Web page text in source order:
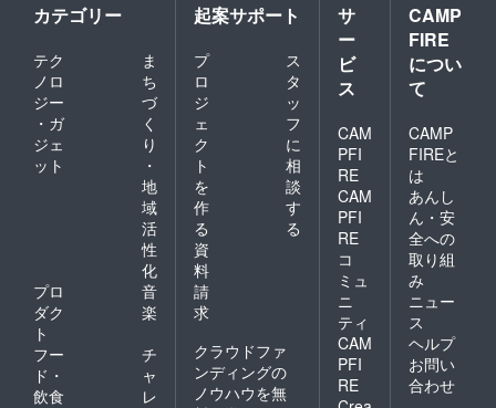
カテゴリー
テク
ノロ
ジー
・ガ
ジェ
ット
ま
ち
づ
く
り
・
地
域
活
性
化
プロ
ダク
ト
音
楽
フー
ド・
飲食
チ
ャ
レ
起案サポート
プ
ロ
ジ
ェ
ク
ト
を
作
る
ス
タ
ッ
フ
に
相
談
す
る
資
料
請
求
クラウドファ
ンディングの
ノウハウを無
サ
ー
ビ
ス
CAM
PFI
RE
CAM
PFI
RE
コ
ミュ
ニ
ティ
CAM
PFI
RE
CAMP
FIRE
につい
て
CAMP
FIREと
は
あんし
ん・安
全への
取り組
み
ニュー
ス
ヘルプ
お問い
合わせ